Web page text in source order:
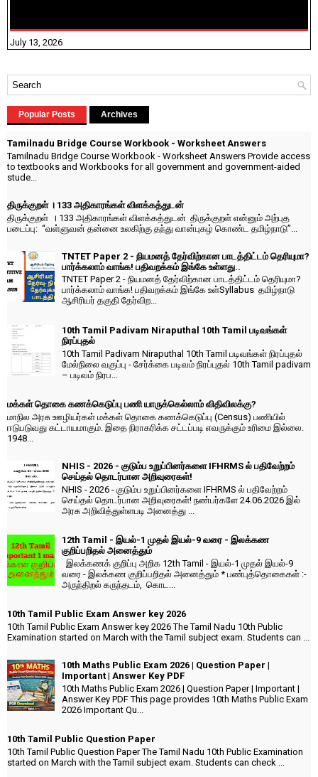
July 13, 2026
Popular Posts Archives
Tamilnadu Bridge Course Workbook - Worksheet Answers
Tamilnadu Bridge Course Workbook - Worksheet Answers Provide access
to textbooks and Workbooks for all government and government-aided
stude...
திருக்குறள் । 133 அதிகாரங்கள் விளக்கத்துடன்
திருக்குறள் । 133 அதிகாரங்கள் விளக்கத்துடன் திருக்குறள் என்னும் அற்புத
படைப்பு: “வள்ளுவன் தன்னை உலகிற்கு தந்து வான்புகழ் கொண்ட தமிழ்நாடு”...
TNTET Paper 2 - நியமனத் தேர்விற்கான பாடத்திட்டம் தெரியுமா?
பார்க்கலாம் வாங்க! பதிவறக்கம் இங்கே உள்ளது..
TNTET Paper 2 - நியமனத் தேர்விற்கான பாடத்திட்டம் தெரியுமா?
பார்க்கலாம் வாங்க! பதிவறக்கம் இங்கே உள்Syllabus தமிழ்நாடு
ஆசிரியர் தகுதி தேர்விற...
10th Tamil Padivam Niraputhal 10th Tamil படிவங்கள்
நிரப்புதல்
10th Tamil Padivam Niraputhal 10th Tamil படிவங்கள் நிரப்புதல்
மேல்நிலை வகுப்பு - சேர்க்கை படிவம் நிரப்புதல் 10th Tamil padivam
– படிவம் நிரப...
மக்கள் தொகை கணக்கெடுப்பு பணி யாருக்கெல்லாம் விதிவிலக்கு?
மாநில அரசு ஊழியர்கள் மக்கள் தொகை கணக்கெடுப்பு (Census) பணியில்
ஈடுபடுவது கட்டாயமாகும். இதை நிராகரிக்க சட்டப்படி எவருக்கும் உரிமை இல்லை.
1948...
NHIS - 2026 - குடும்ப உறுப்பினர்களை IFHRMS ல் பதிவேற்றம்
செய்தல் தொடர்பான அறிவுரைகள்!
NHIS - 2026 - குடும்ப உறுப்பினர்களை IFHRMS ல் பதிவேற்றம்
செய்தல் தொடர்பான அறிவுரைகள்! நண்பர்களே 24.06.2026 இல்
அரசு அறிவித்துள்ளபடி அனைத்து ...
12th Tamil - இயல்-1 முதல் இயல்-9 வரை - இலக்கண
குறிப்பறிதல் அனைத்தும்
இலக்கணக் குறிப்பு அறிக 12th Tamil - இயல்-1 முதல் இயல்-9
வரை - இலக்கண குறிப்பறிதல் அனைத்தும் * பண்புத்தொகைகள் :-
அருந்திறல் கருந்தடம், கொட...
10th Tamil Public Exam Answer key 2026
10th Tamil Public Exam Answer key 2026 The Tamil Nadu 10th Public
Examination started on March with the Tamil subject exam. Students can ...
10th Maths Public Exam 2026 | Question Paper |
Important | Answer Key PDF
10th Maths Public Exam 2026 | Question Paper | Important |
Answer Key PDF This page provides 10th Maths Public Exam
2026 Important Qu...
10th Tamil Public Question Paper
10th Tamil Public Question Paper The Tamil Nadu 10th Public Examination
started on March with the Tamil subject exam. Students can check ...